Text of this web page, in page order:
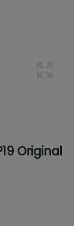
Original